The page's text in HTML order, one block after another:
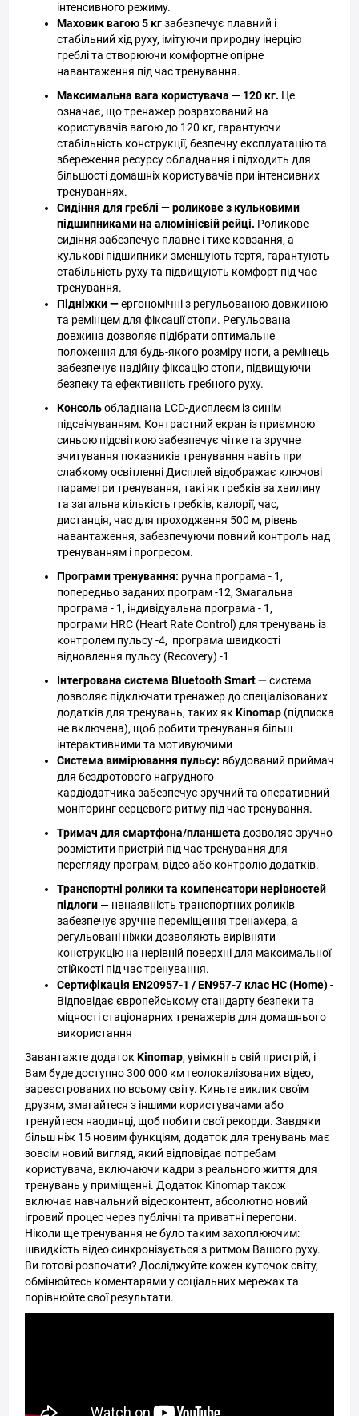
інтенсивного режиму.
Маховик вагою 5 кгзабезпечує плавний і
стабільний хід руху, імітуючи природну інерцію
греблі та створюючи комфортне опірне
навантаження під час тренування.
Максимальна вага користувача — 120 кг. Це
означає, що тренажер розрахований на
користувачів вагою до 120 кг, гарантуючи
стабільність конструкції, безпечну експлуатацію та
збереження ресурсу обладнання і підходить для
більшості домашніх користувачів при інтенсивних
тренуваннях.
Сидіння для греблі — роликове з кульковими
підшипниками на алюмінієвій рейці. Роликове
сидіння забезпечує плавне і тихе ковзання, а
кулькові підшипники зменшують тертя, гарантують
стабільність руху та підвищують комфорт під час
тренування.
Підніжки —ергономічні з регульованою довжиною
та ремінцем для фіксації стопи. Регульована
довжина дозволяє підібрати оптимальне
положення для будь-якого розміру ноги, а ремінець
забезпечує надійну фіксацію стопи, підвищуючи
безпеку та ефективність гребного руху.
Консольобладнана LCD-дисплеєм із синім
підсвічуванням. Контрастний екран із приємною
синьою підсвіткою забезпечує чітке та зручне
зчитування показників тренування навіть при
слабкому освітленні Дисплей відображає ключові
параметри тренування, такі як гребків за хвилину
та загальна кількість гребків, калорії, час,
дистанція, час для проходження 500 м, рівень
навантаження, забезпечуючи повний контроль над
тренуванням і прогресом.
Програми тренування: ручна програма - 1,
попередньо заданих програм -12, Змагальна
програма - 1, індивідуальна програма - 1,
програми HRC (Heart Rate Control) для тренувань із
контролем пульсу -4, програма швидкості
відновлення пульсу (Recovery) -1
Інтегрована система Bluetooth Smart—система
дозволяє підключати тренажер до спеціалізованих
додатків для тренувань, таких як Kinomap (підписка
не включена), щоб робити тренування більш
інтерактивними та мотивуючими
Система вимірювання пульсу: вбудований приймач
для бездротового нагрудного
кардіодатчика забезпечує зручний та оперативний
моніторинг серцевого ритму під час тренування.
Тримач для смартфона/планшета дозволяє зручно
розмістити пристрій під час тренування для
перегляду програм, відео або контролю додатків.
Транспортні ролики та компенсатори нерівностей
підлоги — нвнаявність транспортних роликів
забезпечує зручне переміщення тренажера, а
регульовані ніжки дозволяють вирівняти
конструкцію на нерівній поверхні для максимальної
стійкості під час тренування.
Сертифікація EN20957-1 / EN957-7 клас HC (Home)-
Відповідає європейському стандарту безпеки та
міцності стаціонарних тренажерів для домашнього
використання
Завантажте додаток Kinomap, увімкніть свій пристрій, і
Вам буде доступно 300 000 км геолокалізованих відео,
зареєстрованих по всьому світу. Киньте виклик своїм
друзям, змагайтеся з іншими користувачами або
тренуйтеся наодинці, щоб побити свої рекорди. Завдяки
більш ніж 15 новим функціям, додаток для тренувань має
зовсім новий вигляд, який відповідає потребам
користувача, включаючи кадри з реального життя для
тренувань у приміщенні. Додаток Kinomap також
включає навчальний відеоконтент, абсолютно новий
ігровий процес через публічні та приватні перегони.
Ніколи ще тренування не було таким захоплюючим:
швидкість відео синхронізується з ритмом Вашого руху.
Ви готові розпочати? Досліджуйте кожен куточок світу,
обмінюйтесь коментарями у соціальних мережах та
порівнюйте свої результати.